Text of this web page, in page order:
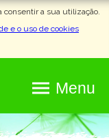
consentir a sua utilização.
e o uso de cookies
Menu